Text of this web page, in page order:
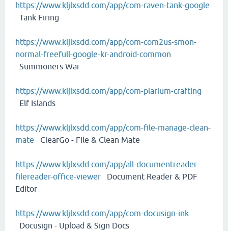
https://www.kljlxsdd.com/app/com-raven-tank-google
Tank Firing
https://www.kljlxsdd.com/app/com-com2us-smon-
normal-freefull-google-kr-android-common
Summoners War
https://www.kljlxsdd.com/app/com-plarium-crafting
Elf Islands
https://www.kljlxsdd.com/app/com-file-manage-clean-
mate ClearGo - File & Clean Mate
https://www.kljlxsdd.com/app/all-documentreader-
filereader-office-viewer Document Reader & PDF
Editor
https://www.kljlxsdd.com/app/com-docusign-ink
Docusign - Upload & Sign Docs